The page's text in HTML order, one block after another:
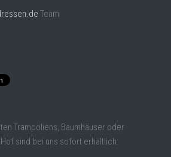
Team
Trampoliens, Baumhäuser oder
sind bei uns sofort erhältlich.